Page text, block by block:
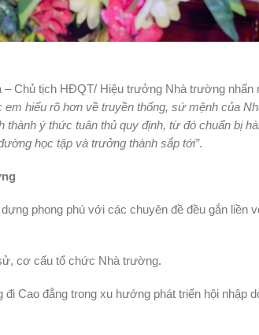
– Chủ tịch HĐQT/ Hiệu trưởng Nhà trường nhấn
em hiểu rõ hơn về truyền thống, sứ mệnh của
thành ý thức tuân thủ quy định, từ đó chuẩn bị
học tập và trưởng thành sắp tới”.
phong phú với các chuyên đề đều gắn liền
cơ cấu tổ chức Nhà trường.
Cao đẳng trong xu hướng phát triển hội nhập